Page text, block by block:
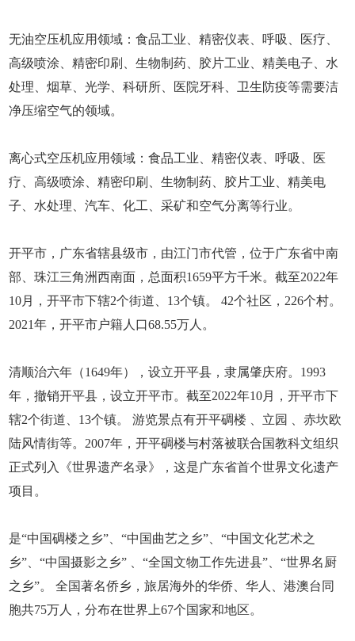
无油空压机应用领域：食品工业、精密仪表、呼吸、医疗、
高级喷涂、精密印刷、生物制药、胶片工业、精美电子、水
处理、烟草、光学、科研所、医院牙科、卫生防疫等需要洁
净压缩空气的领域。
离心式空压机应用领域：食品工业、精密仪表、呼吸、医
疗、高级喷涂、精密印刷、生物制药、胶片工业、精美电
子、水处理、汽车、化工、采矿和空气分离等行业。
开平市，广东省辖县级市，由江门市代管，位于广东省中南
部、珠江三角洲西南面，总面积1659平方千米。截至2022年
10月，开平市下辖2个街道、13个镇。 42个社区，226个村。
2021年，开平市户籍人口68.55万人。
清顺治六年（1649年），设立开平县，隶属肇庆府。1993
年，撤销开平县，设立开平市。截至2022年10月，开平市下
辖2个街道、13个镇。 游览景点有开平碉楼 、立园 、赤坎欧
陆风情街等。2007年，开平碉楼与村落被联合国教科文组织
正式列入《世界遗产名录》，这是广东省首个世界文化遗产
项目。
是“中国碉楼之乡”、“中国曲艺之乡”、“中国文化艺术之
乡”、“中国摄影之乡” 、“全国文物工作先进县”、“世界名厨
之乡”。 全国著名侨乡，旅居海外的华侨、华人、港澳台同
胞共75万人，分布在世界上67个国家和地区。